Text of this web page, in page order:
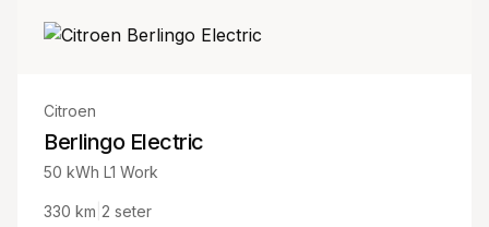
Citroen
Berlingo Electric
50 kWh L1 Work
330 km 2 seter